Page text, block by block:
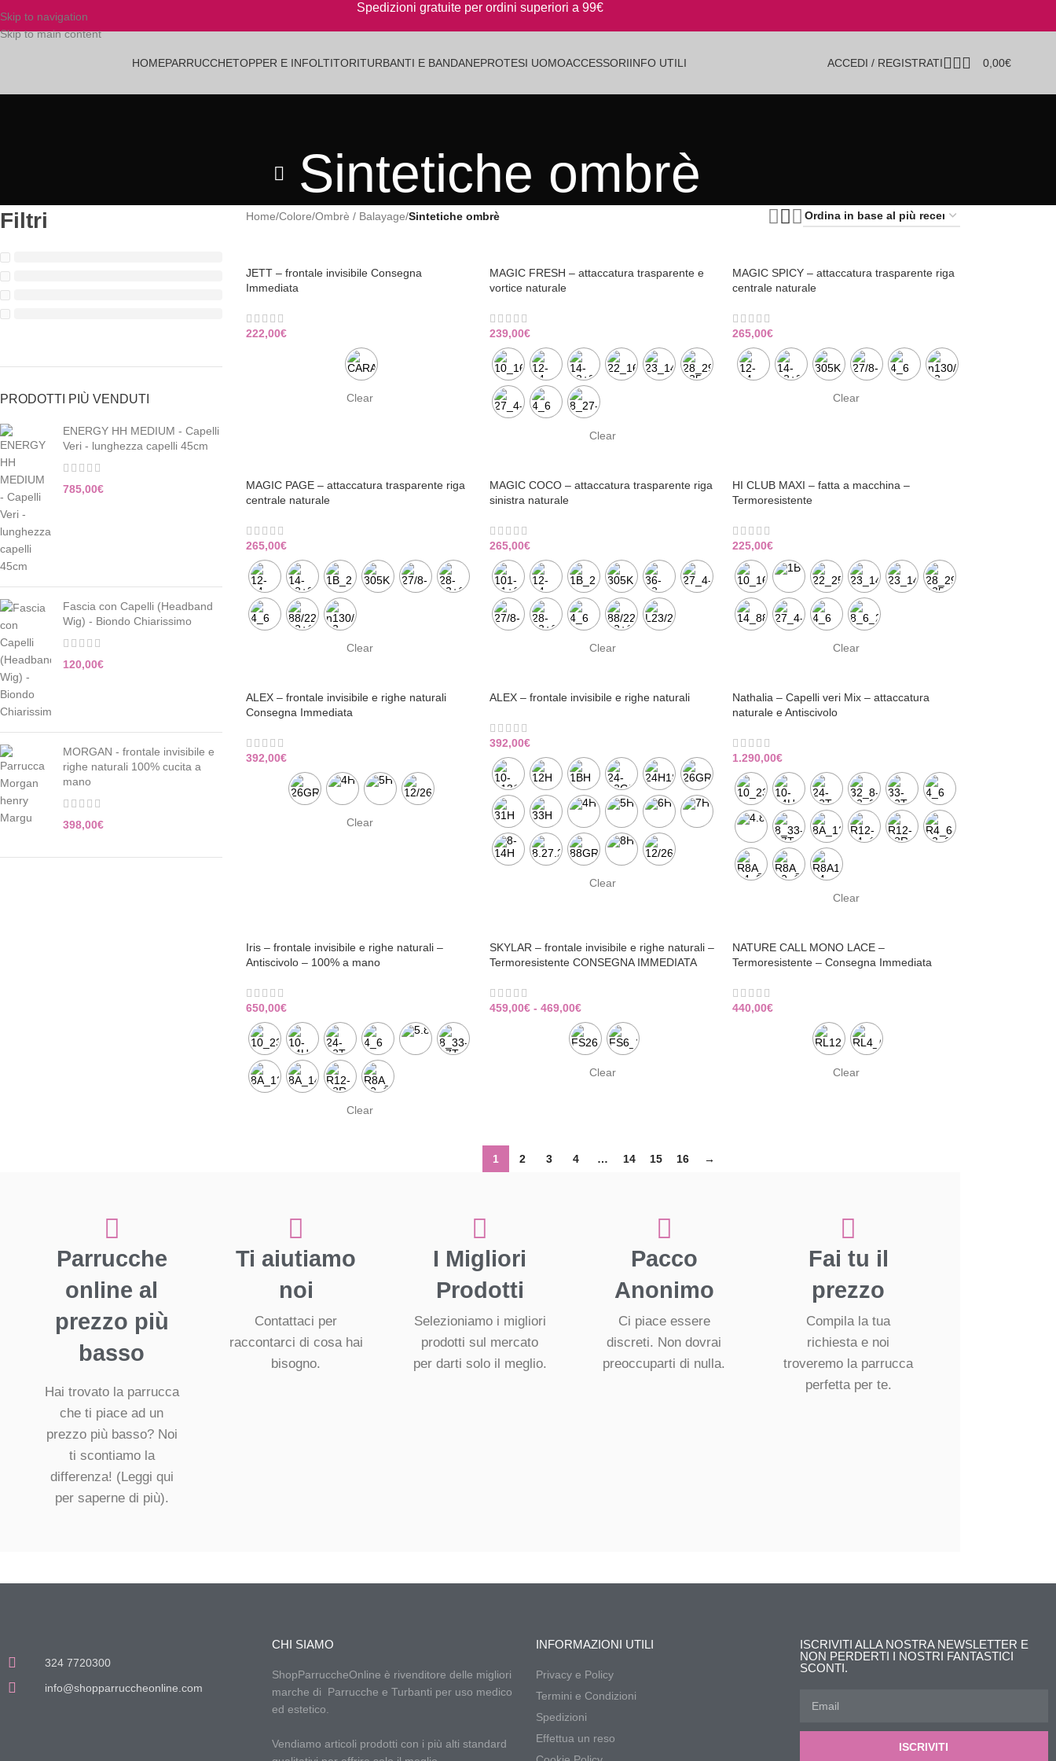
Skip to navigation
Skip to main content
Spedizioni gratuite per ordini superiori a 99€
HOMEPARRUCCHETOPPER E INFOLTITORITURBANTI E BANDANEPROTESI UOMOACCESSORIINFO UTILI ACCEDI / REGISTRATI 0,00€
Sintetiche ombrè
Filtri
PRODOTTI PIÙ VENDUTI
ENERGY HH MEDIUM - Capelli
Veri - lunghezza capelli 45cm
785,00€
Fascia con Capelli (Headband
Wig) - Biondo Chiarissimo
120,00€
MORGAN - frontale invisibile e
righe naturali 100% cucita a
mano
398,00€
Home/Colore/Ombrè / Balayage/Sintetiche ombrè
JETT – frontale invisibile Consegna
Immediata
222,00€
Clear
MAGIC FRESH – attaccatura trasparente e
vortice naturale
239,00€
Clear
MAGIC SPICY – attaccatura trasparente riga
centrale naturale
265,00€
Clear
MAGIC PAGE – attaccatura trasparente riga
centrale naturale
265,00€
Clear
MAGIC COCO – attaccatura trasparente riga
sinistra naturale
265,00€
Clear
HI CLUB MAXI – fatta a macchina –
Termoresistente
225,00€
Clear
ALEX – frontale invisibile e righe naturali
Consegna Immediata
392,00€
Clear
ALEX – frontale invisibile e righe naturali
392,00€
Clear
Nathalia – Capelli veri Mix – attaccatura
naturale e Antiscivolo
1.290,00€
Clear
Iris – frontale invisibile e righe naturali –
Antiscivolo – 100% a mano
650,00€
Clear
SKYLAR – frontale invisibile e righe naturali –
Termoresistente CONSEGNA IMMEDIATA
459,00€ - 469,00€
Clear
NATURE CALL MONO LACE –
Termoresistente – Consegna Immediata
440,00€
Clear
1 2 3 4 … 14 15 16 →
Parrucche
online al
prezzo più
basso
Hai trovato la parrucca
che ti piace ad un
prezzo più basso? Noi
ti scontiamo la
differenza! (Leggi qui
per saperne di più).
Ti aiutiamo
noi
Contattaci per
raccontarci di cosa hai
bisogno.
I Migliori
Prodotti
Selezioniamo i migliori
prodotti sul mercato
per darti solo il meglio.
Pacco
Anonimo
Ci piace essere
discreti. Non dovrai
preoccuparti di nulla.
Fai tu il
prezzo
Compila la tua
richiesta e noi
troveremo la parrucca
perfetta per te.
324 7720300
info@shopparruccheonline.com
CHI SIAMO
ShopParruccheOnline è rivenditore delle migliori
marche di Parrucche e Turbanti per uso medico
ed estetico.
Vendiamo articoli prodotti con i più alti standard
INFORMAZIONI UTILI
Privacy e Policy
Termini e Condizioni
Spedizioni
Effettua un reso
ISCRIVITI ALLA NOSTRA NEWSLETTER E
NON PERDERTI I NOSTRI FANTASTICI
SCONTI.
ISCRIVITI